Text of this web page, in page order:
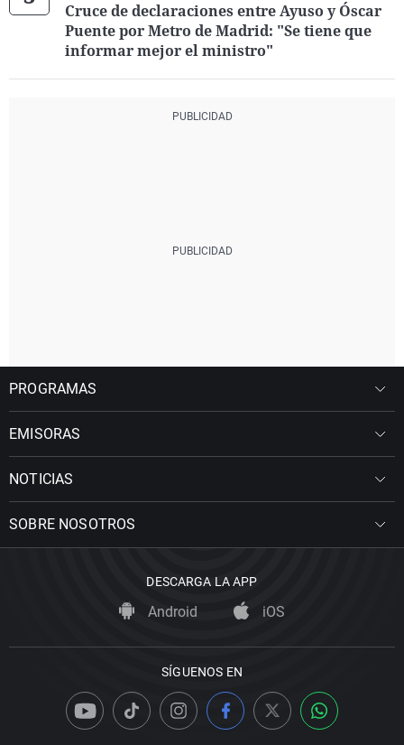
Cruce de declaraciones entre Ayuso y Óscar
Puente por Metro de Madrid: "Se tiene que
informar mejor el ministro"
PROGRAMAS
EMISORAS
NOTICIAS
SOBRE NOSOTROS
DESCARGA LA APP
Android iOS
SÍGUENOS EN